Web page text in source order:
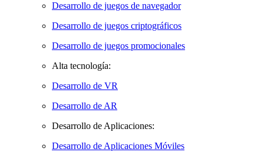
Desarrollo de juegos de navegador
Desarrollo de juegos criptográficos
Desarrollo de juegos promocionales
Alta tecnología:
Desarrollo de VR
Desarrollo de AR
Desarrollo de Aplicaciones:
Desarrollo de Aplicaciones Móviles